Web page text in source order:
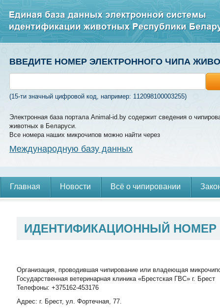
ВВЕДИТЕ НОМЕР ЭЛЕКТРОННОГО ЧИПА
(15-ти значный цифровой код, например: 112098100003255)
Электронная база портала Animal-id.by содержит сведения о
животных в Беларуси.
Все номера наших микрочипов можно найти через
Международную базу данных
Главная Новости Всё о чипировании
ИДЕНТИФИКАЦИОННЫЙ
Организация, проводившая чипирование или владеющая
Государственная ветеринарная клиника «Брестская ГВС» г. Брест
Телефоны: +375162-453176
Адрес: г. Брест, ул. Фортечная, 77.